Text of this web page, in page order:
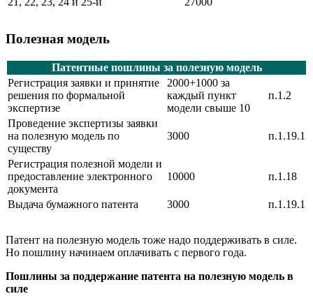
Полезная модель
Патентные пошлины за полезную модель
Регистрация заявки и принятие
решения по формальной
экспертизе
2000+1000 за
каждый пункт
модели свыше 10
п.1.2
Проведение экспертизы заявки
на полезную модель по
существу
3000 п.1.19.1
Регистрация полезной модели и
предоставление электронного
документа
10000 п.1.18
Выдача бумажного патента 3000 п.1.19.1
Патент на полезную модель тоже надо поддерживать в силе.
Но пошлину начинаем оплачивать с первого года.
Пошлины за поддержание патента на полезную модель в
силе